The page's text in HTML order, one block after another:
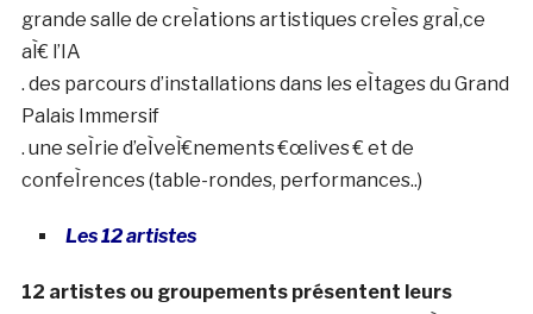
grande salle de creÌations artistiques creÌes graÌ‚ce
aÌ€ l’IA
. des parcours d’installations dans les eÌtages du Grand
Palais Immersif
. une seÌrie d’eÌveÌ€nements €œlives € et de
confeÌrences (table-rondes, performances..)
Les 12 artistes
12 artistes ou groupements présentent leurs